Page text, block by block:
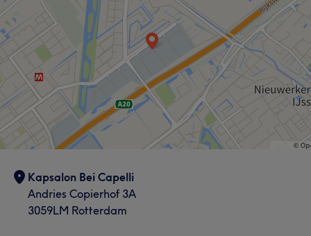
Kapsalon Bei Capelli
Andries Copierhof 3A
3059LM Rotterdam